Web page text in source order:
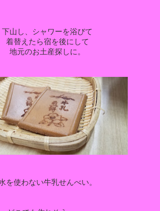
下山し、シャワーを浴びて
着替えたら宿を後にして
地元のお土産探しに。
を使わない牛乳せんべい。